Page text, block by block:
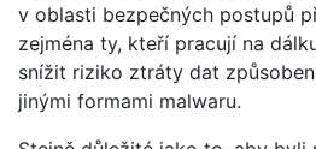
v oblasti bezpečných postupů
zejména ty, kteří pracují na
snížit riziko ztráty dat
jinými formami malwaru.